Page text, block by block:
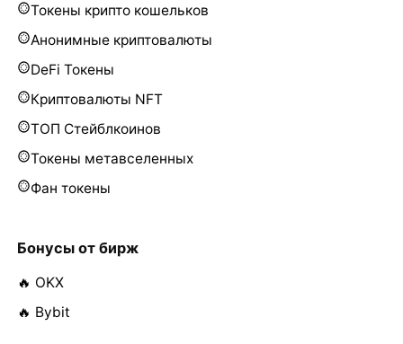
Токены крипто кошельков
Анонимные криптовалюты
DeFi Токены
Криптовалюты NFT
ТОП Стейблкоинов
Токены метавселенных
Фан токены
Бонусы от бирж
🔥 OKX
🔥 Bybit